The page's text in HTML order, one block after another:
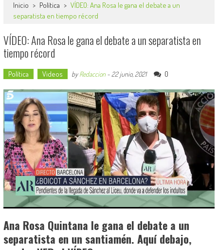
Inicio > Política > VÍDEO: Ana Rosa le gana el debate a un
separatista en tiempo récord
VÍDEO: Ana Rosa le gana el debate a un separatista en
tiempo récord
Política Videos byRedaccion- 22 junio, 2021 0
Ana Rosa Quintana le gana el debate a un
separatista en un santiamén. Aquí debajo,